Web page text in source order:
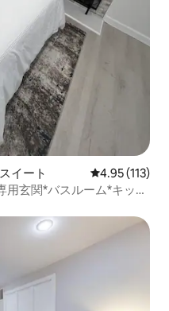
イート レビュー113
4.95 (113)
用玄関*バスルーム*キッチ